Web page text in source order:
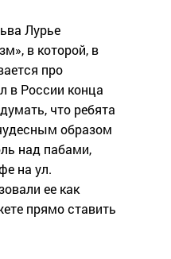
Лурье
в которой, в
про
в России конца
что ребята
образом
над пабами,
на ул.
ее как
прямо ставить